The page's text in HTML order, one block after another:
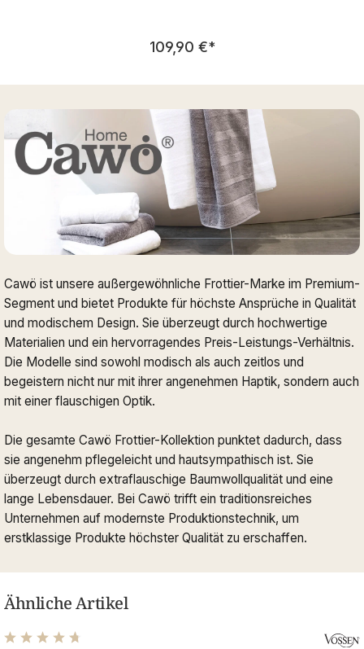
Regulärer Preis:
109,90 €*
Cawö ist unsere außergewöhnliche Frottier-Marke im Premium-
Segment und bietet Produkte für höchste Ansprüche in Qualität
und modischem Design. Sie überzeugt durch hochwertige
Materialien und ein hervorragendes Preis-Leistungs-Verhältnis.
Die Modelle sind sowohl modisch als auch zeitlos und
begeistern nicht nur mit ihrer angenehmen Haptik, sondern auch
mit einer flauschigen Optik.
Die gesamte Cawö Frottier-Kollektion punktet dadurch, dass
sie angenehm pflegeleicht und hautsympathisch ist. Sie
überzeugt durch extraflauschige Baumwollqualität und eine
lange Lebensdauer. Bei Cawö trifft ein traditionsreiches
Unternehmen auf modernste Produktionstechnik, um
erstklassige Produkte höchster Qualität zu erschaffen.
Ähnliche Artikel